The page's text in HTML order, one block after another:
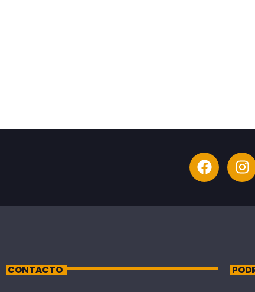
CONTACTO